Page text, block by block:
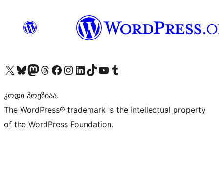
Visit our X (formerly Twitter) account
Visit our Bluesky account
Visit our Mastodon account
Visit our Threads account
Visit our Facebook page
Visit our Instagram account
Visit our LinkedIn account
Visit our TikTok account
Visit our YouTube channel
Visit our Tumblr account
კოდი პოეზიაა.
The WordPress® trademark is the intellectual property
of the WordPress Foundation.